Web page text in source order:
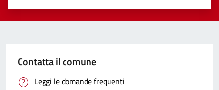
Valuta 5 stelle su 5
Valuta 4 stelle su 5
Valuta 3 stelle su 5
Valuta 2 stelle su 5
Valuta 1 stelle su 5
Contatta il comune
Leggi le domande frequenti